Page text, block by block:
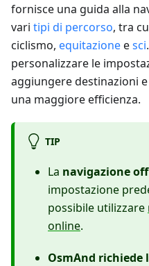
fornisce una guida alla
vari tipi di percorso, tra
ciclismo, equitazioneesci
personalizzare le
aggiungere destinazioni
una maggiore efficienza.
TIP
La navigazione
impostazione
possibile utilizzare
online.
OsmAnd richiede